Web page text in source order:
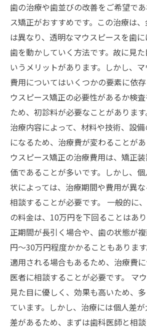
歯の治療や歯並びの改善をご希望で
ス矯正がおすすめです。この治療は
は異なり、透明なマウスピースを歯
歯を動かしていく方法です。故に見
いうメリットがあります。しかし、
費用についてはいくつかの要素に依
ウスピース矯正の必要性があるか検
ため、初診料が必要なことがありま
治療内容によって、材料や技術、設
になるため、治療費が変わることが
ウスピース矯正の治療費用は、矯正
価であることが多いです。しかし、
状によっては、治療期間や費用が異
相談することが必要です。 一般的に
の料金は、10万円を下回ることはあ
正期間が長引く場合や、歯の状態が
円〜30万円程度かかることもありま
適用される場合もあるため、治療費
医者に相談することが必要です。 マウ
見た目に優しく、効果も高いため、
ています。しかし、治療には個人差
差があるため、まずは歯科医師と相